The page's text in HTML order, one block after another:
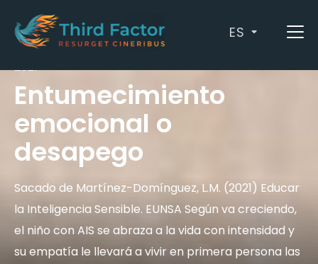
ES
byLuis Manuel Martínez Domínguez
2021
Entumecimiento
emocional o
desapego
Sacado de Martínez-Domínguez, L.M. (2021) Educar
la Inteligencia Sensible. EUNSA Según va creciendo,
el niño con AIS se abraza a la vida con intensidad y
su empatía le llevará a vivir en primera persona las